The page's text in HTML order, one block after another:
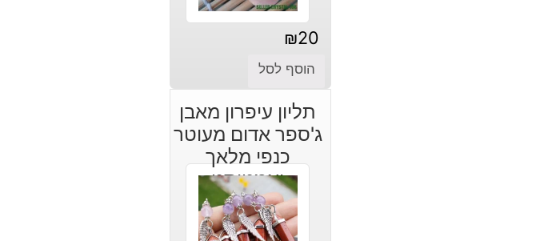
₪20
הוסף לסל
תליון עיפרון מאבן
ג'ספר אדום מעוטר
כנפי מלאך
ואמטיסט